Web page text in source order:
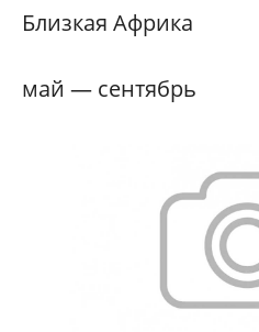
Близкая Африка
май — сентябрь